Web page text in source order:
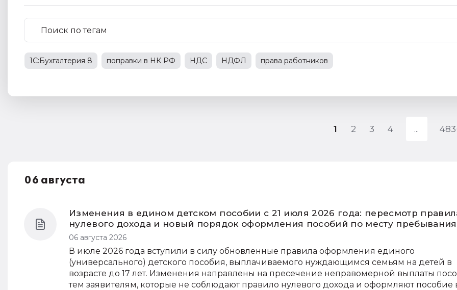
1С:Бухгалтерия 8 поправки в НК РФ НДС НДФЛ права работников
1 2 3 4
06 августа
Изменения в едином детском пособии с 21 июля 2026 года: пересмотр
нулевого дохода и новый порядок оформления пособий по месту пребывания
06 августа 2026
В июле 2026 года вступили в силу обновленные правила оформления единого
(универсального) детского пособия, выплачиваемого нуждающимся семьям на детей в
возрасте до 17 лет. Изменения направлены на пресечение неправомерной выплаты
тем заявителям, которые не соблюдают правило нулевого дохода и оформляют пособие